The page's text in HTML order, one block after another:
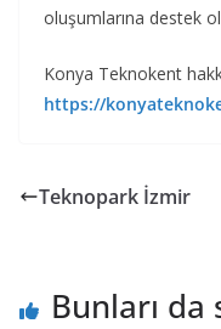
oluşumlarına destek
Konya Teknokent
https://
Teknopark İzmir
Bunları